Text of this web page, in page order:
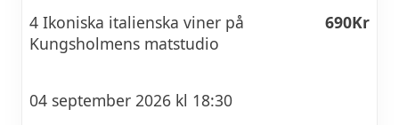
4 Ikoniska italienska viner på
Kungsholmens matstudio
690Kr
04 september 2026 kl 18:30